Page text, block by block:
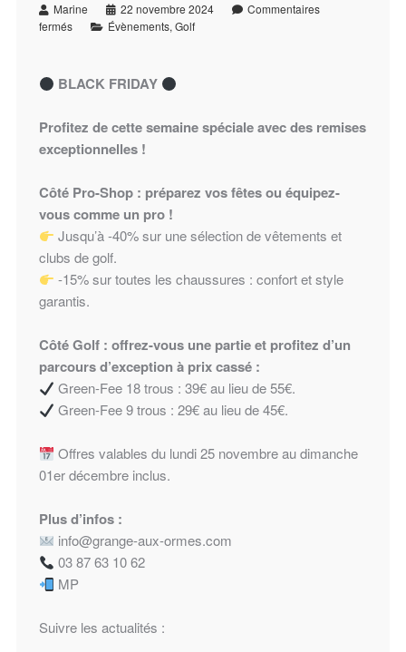
Marine 22 novembre 2024
Commentaires
fermés
Évènements, Golf
BLACK FRIDAY
Profitez de cette semaine spéciale avec des remises
exceptionnelles !
Côté Pro-Shop : préparez vos fêtes ou équipez-
vous comme un pro !
Jusqu’à -40% sur une sélection de vêtements et
clubs de golf.
-15% sur toutes les chaussures : confort et style
garantis.
Côté Golf : offrez-vous une partie et profitez d’un
parcours d’exception à prix cassé :
Green-Fee 18 trous : 39€ au lieu de 55€.
Green-Fee 9 trous : 29€ au lieu de 45€.
Offres valables du lundi 25 novembre au dimanche
01er décembre inclus.
Plus d’infos :
info@grange-aux-ormes.com
03 87 63 10 62
MP
Suivre les actualités :